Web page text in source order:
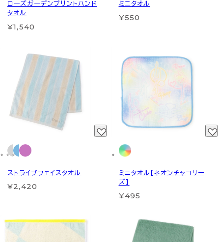
ローズガーデンプリントハンド
タオル
¥1,540
ミニタオル
¥550
ストライプフェイスタオル
¥2,420
ミニタオル【ネオンチャコリー
ズ】
¥495